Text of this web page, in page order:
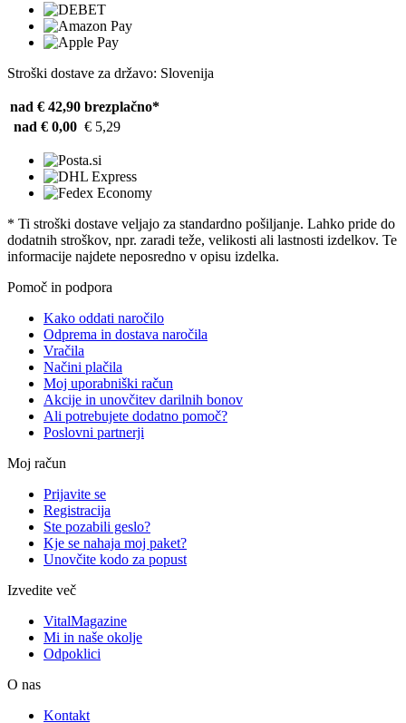
Stroški dostave za državo: Slovenija
nad € 42,90 brezplačno*
nad € 0,00 € 5,29
* Ti stroški dostave veljajo za standardno pošiljanje. Lahko pride do
dodatnih stroškov, npr. zaradi teže, velikosti ali lastnosti izdelkov. Te
informacije najdete neposredno v opisu izdelka.
Pomoč in podpora
Kako oddati naročilo
Odprema in dostava naročila
Vračila
Načini plačila
Moj uporabniški račun
Akcije in unovčitev darilnih bonov
Ali potrebujete dodatno pomoč?
Poslovni partnerji
Moj račun
Prijavite se
Registracija
Ste pozabili geslo?
Kje se nahaja moj paket?
Unovčite kodo za popust
Izvedite več
VitalMagazine
Mi in naše okolje
Odpoklici
O nas
Kontakt